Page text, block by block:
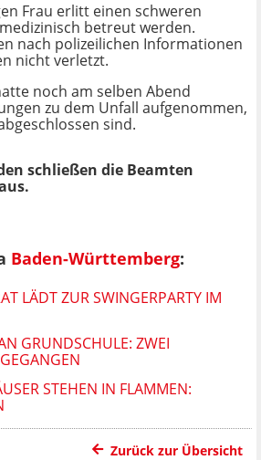
Frau erlitt einen schweren
betreut werden.
nach polizeilichen Informationen
nicht verletzt.
noch am selben Abend
zu dem Unfall aufgenommen,
sind.
schließen die Beamten
Baden-Württemberg:
LÄDT ZUR SWINGERPARTY IM R
GRUNDSCHULE: ZWEI
STEHEN IN FLAMMEN:
Zurück zur Übersicht